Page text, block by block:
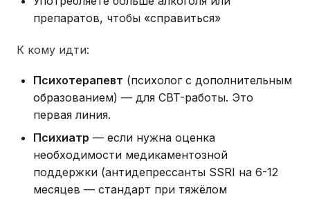
препаратов, чтобы «справиться»
К кому идти:
Психотерапевт (психолог с дополнительным
образованием) — для CBT-работы. Это
первая линия.
Психиатр — если нужна оценка
необходимости медикаментозной
поддержки (антидепрессанты SSRI на 6-12
месяцев — стандарт при тяжёлом